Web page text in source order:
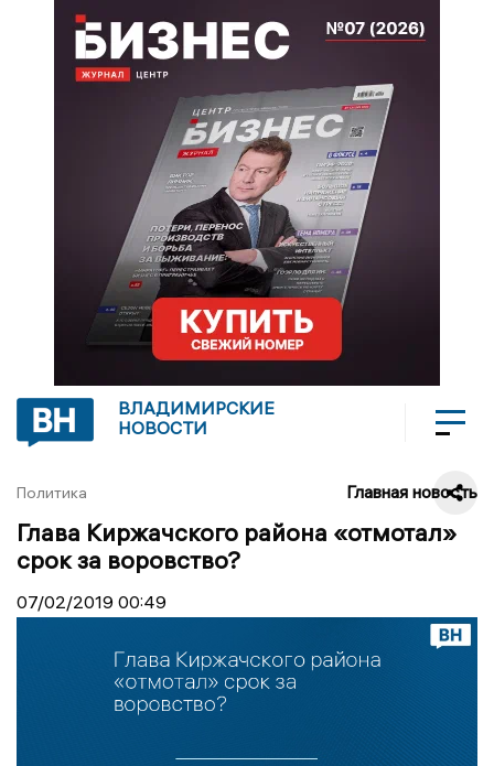
ВЛАДИМИРСКИЕ
НОВОСТИ
Политика Главная новость
Глава Киржачского района «отмотал»
срок за воровство?
07/02/2019 00:49